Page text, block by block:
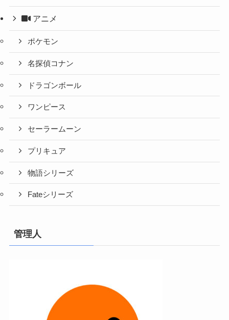
アニメ
ポケモン
名探偵コナン
ドラゴンボール
ワンピース
セーラームーン
プリキュア
物語シリーズ
Fateシリーズ
管理人